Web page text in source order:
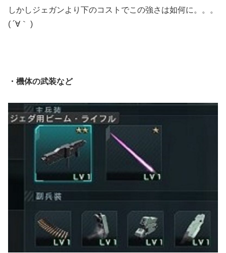
しかしジェガンより下のコストでこの強さは如何に。。。
( ´∀｀ )
・機体の武装など